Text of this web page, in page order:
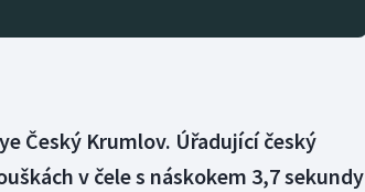
Český Krumlov. Úřadující český
v čele s náskokem 3,7 sekundy